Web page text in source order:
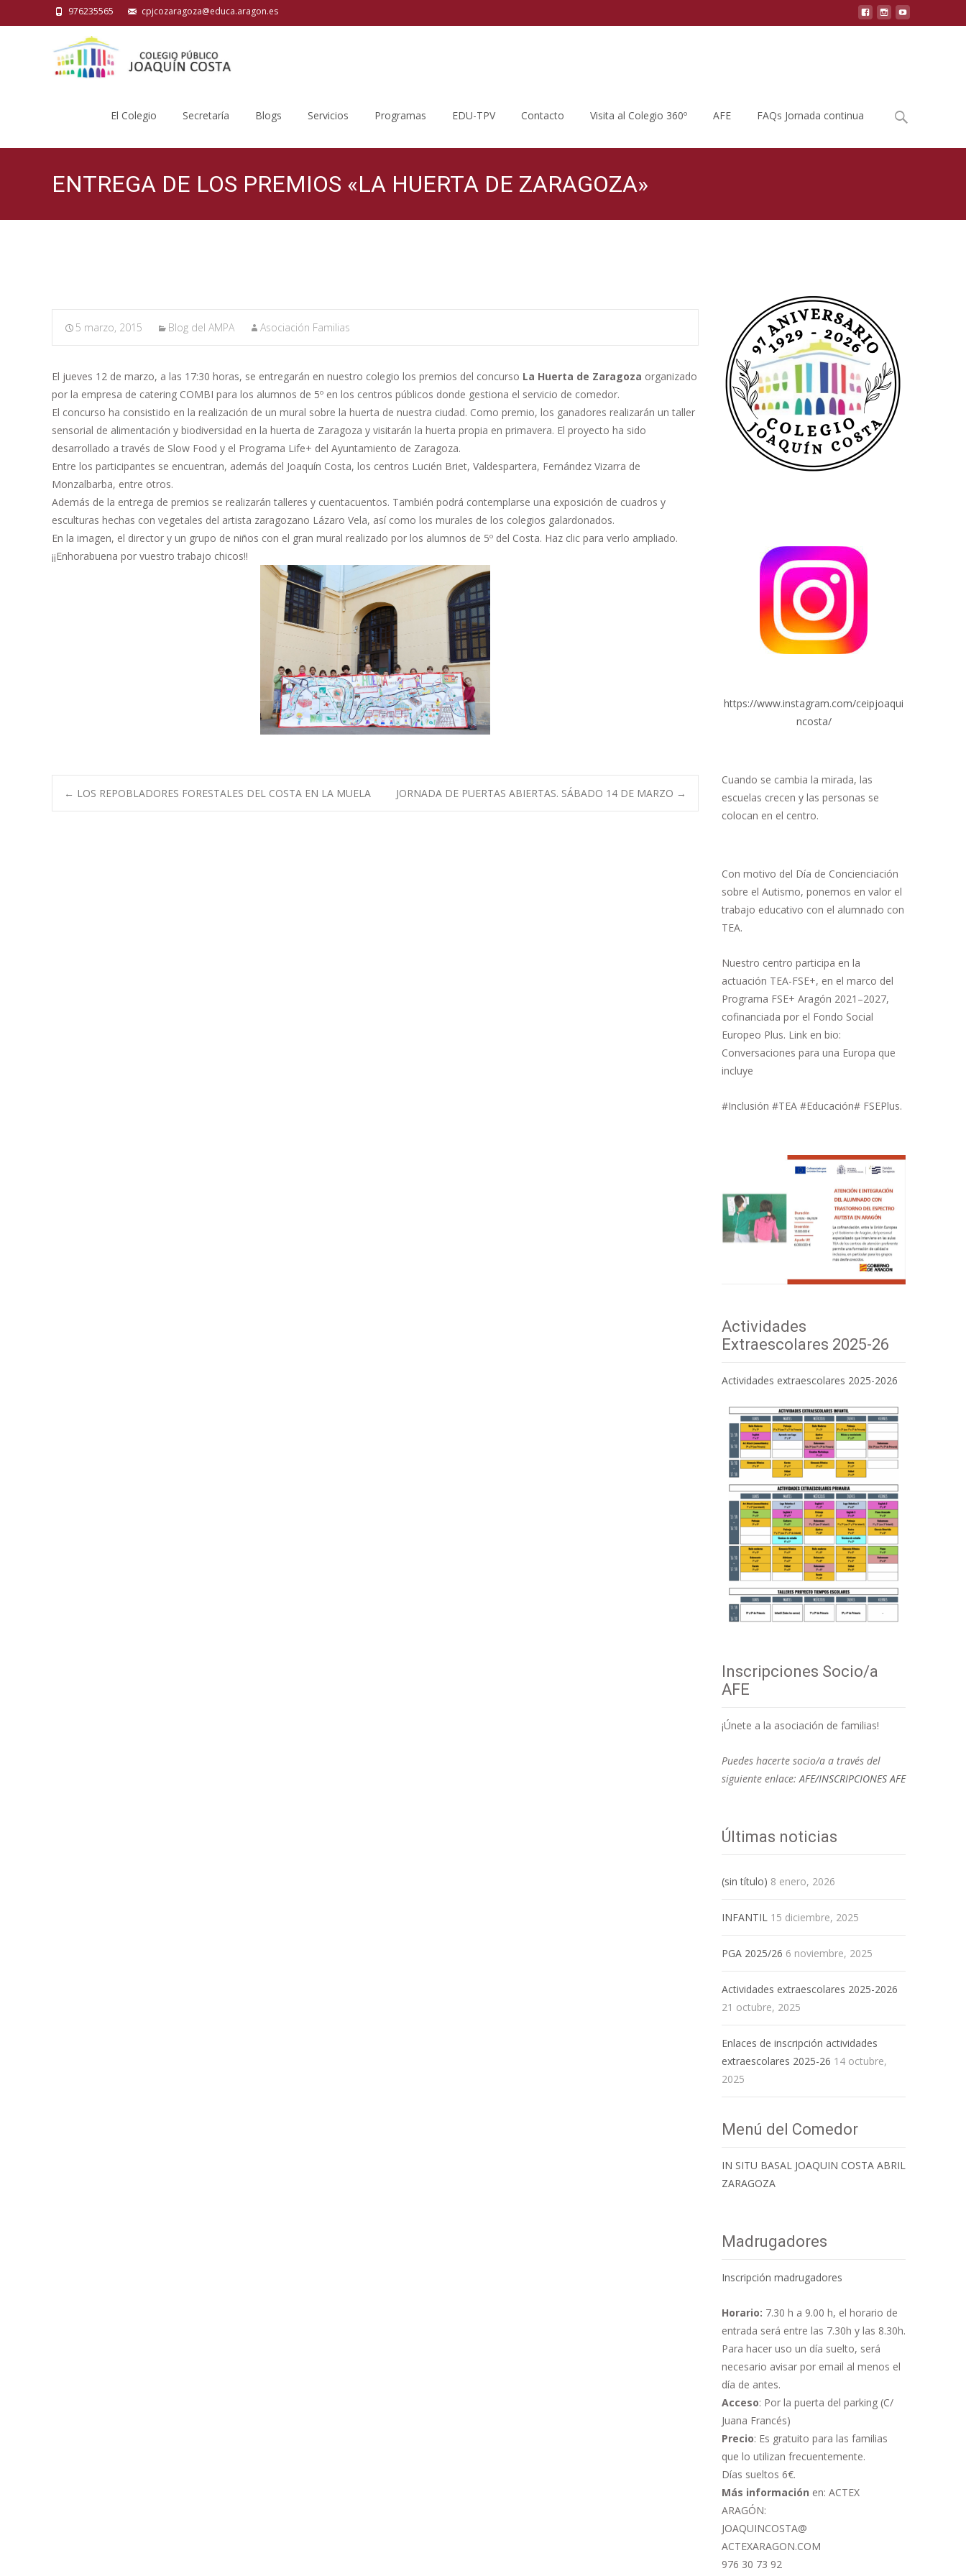
976235565 cpjcozaragoza@educa.aragon.es
El Colegio Secretaría Blogs Servicios Programas EDU-TPV Contacto Visita al Colegio 360º AFE FAQs Jornada continua
Buscar
por:
ENTREGA DE LOS PREMIOS «LA HUERTA DE ZARAGOZA»
5 marzo, 2015 Blog del AMPA Asociación Familias
El jueves 12 de marzo, a las 17:30 horas, se entregarán en nuestro colegio los premios del concurso La Huerta de Zaragoza organizado
por la empresa de catering COMBI para los alumnos de 5º en los centros públicos donde gestiona el servicio de comedor.
El concurso ha consistido en la realización de un mural sobre la huerta de nuestra ciudad. Como premio, los ganadores realizarán un taller
sensorial de alimentación y biodiversidad en la huerta de Zaragoza y visitarán la huerta propia en primavera. El proyecto ha sido
desarrollado a través de Slow Food y el Programa Life+ del Ayuntamiento de Zaragoza.
Entre los participantes se encuentran, además del Joaquín Costa, los centros Lucién Briet, Valdespartera, Fernández Vizarra de
Monzalbarba, entre otros.
Además de la entrega de premios se realizarán talleres y cuentacuentos. También podrá contemplarse una exposición de cuadros y
esculturas hechas con vegetales del artista zaragozano Lázaro Vela, así como los murales de los colegios galardonados.
En la imagen, el director y un grupo de niños con el gran mural realizado por los alumnos de 5º del Costa. Haz clic para verlo ampliado.
¡¡Enhorabuena por vuestro trabajo chicos!!
Navegación
← LOS REPOBLADORES FORESTALES DEL COSTA EN LA MUELA JORNADA DE PUERTAS ABIERTAS. SÁBADO 14 DE MARZO →
https://www.instagram.com/ceipjoaqui
ncosta/
Cuando se cambia la mirada, las
escuelas crecen y las personas se
colocan en el centro.
Con motivo del Día de Concienciación
sobre el Autismo, ponemos en valor el
trabajo educativo con el alumnado con
TEA.
Nuestro centro participa en la
actuación TEA-FSE+, en el marco del
Programa FSE+ Aragón 2021–2027,
cofinanciada por el Fondo Social
Europeo Plus. Link en bio:
Conversaciones para una Europa que
incluye
#Inclusión #TEA #Educación# FSEPlus.
Actividades
Extraescolares 2025-26
Actividades extraescolares 2025-2026
Inscripciones Socio/a
AFE
¡Únete a la asociación de familias!
Puedes hacerte socio/a a través del
siguiente enlace:AFE/INSCRIPCIONES AFE
Últimas noticias
(sin título) 8 enero, 2026
INFANTIL 15 diciembre, 2025
PGA 2025/26 6 noviembre, 2025
Actividades extraescolares 2025-2026
21 octubre, 2025
Enlaces de inscripción actividades
extraescolares 2025-26 14 octubre,
2025
Menú del Comedor
IN SITU BASAL JOAQUIN COSTA ABRIL
ZARAGOZA
Madrugadores
Inscripción madrugadores
Horario: 7.30 h a 9.00 h, el horario de
entrada será entre las 7.30h y las 8.30h.
Para hacer uso un día suelto, será
necesario avisar por email al menos el
día de antes.
Acceso: Por la puerta del parking (C/
Juana Francés)
Precio: Es gratuito para las familias
que lo utilizan frecuentemente.
Días sueltos 6€.
Más información en: ACTEX
ARAGÓN:
JOAQUINCOSTA@
ACTEXARAGON.COM
976 30 73 92